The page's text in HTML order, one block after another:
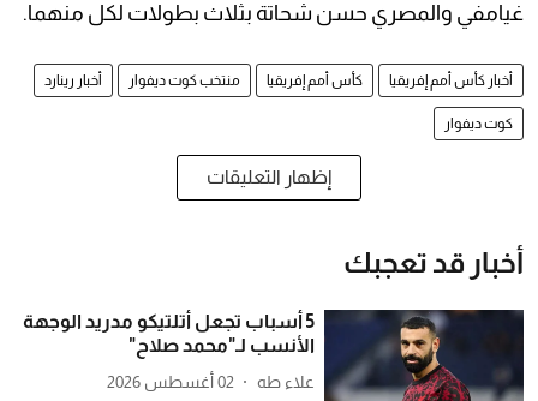
غيامفي والمصري حسن شحاتة بثلاث بطولات لكل منهما.
أخبار كأس أمم إفريقيا كأس أمم إفريقيا منتخب كوت ديفوار أخبار رينارد
كوت ديفوار
إظهار التعليقات
أخبار قد تعجبك
5 أسباب تجعل أتلتيكو مدريد الوجهة
الأنسب لـ"محمد صلاح"
علاء طه 02 أغسطس 2026